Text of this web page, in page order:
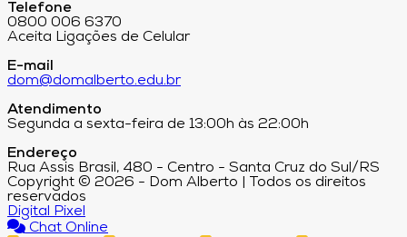
Telefone
0800 006 6370
Aceita Ligações de Celular
E-mail
dom@domalberto.edu.br
Atendimento
Segunda a sexta-feira de 13:00h às 22:00h
Endereço
Rua Assis Brasil, 480 - Centro - Santa Cruz do Sul/RS
Copyright © 2026 - Dom Alberto | Todos os direitos
reservados
Digital Pixel
Chat Online